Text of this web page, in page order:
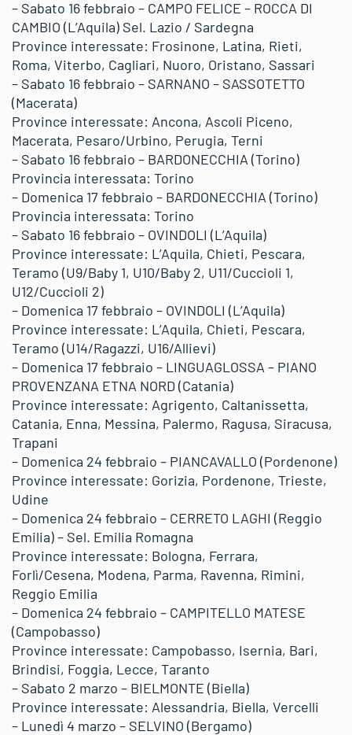
– Sabato 16 febbraio – CAMPO FELICE – ROCCA DI
CAMBIO (L’Aquila) Sel. Lazio / Sardegna
Province interessate: Frosinone, Latina, Rieti,
Roma, Viterbo, Cagliari, Nuoro, Oristano, Sassari
– Sabato 16 febbraio – SARNANO – SASSOTETTO
(Macerata)
Province interessate: Ancona, Ascoli Piceno,
Macerata, Pesaro/Urbino, Perugia, Terni
– Sabato 16 febbraio – BARDONECCHIA (Torino)
Provincia interessata: Torino
– Domenica 17 febbraio – BARDONECCHIA (Torino)
Provincia interessata: Torino
– Sabato 16 febbraio – OVINDOLI (L’Aquila)
Province interessate: L’Aquila, Chieti, Pescara,
Teramo (U9/Baby 1, U10/Baby 2, U11/Cuccioli 1,
U12/Cuccioli 2)
– Domenica 17 febbraio – OVINDOLI (L’Aquila)
Province interessate: L’Aquila, Chieti, Pescara,
Teramo (U14/Ragazzi, U16/Allievi)
– Domenica 17 febbraio – LINGUAGLOSSA – PIANO
PROVENZANA ETNA NORD (Catania)
Province interessate: Agrigento, Caltanissetta,
Catania, Enna, Messina, Palermo, Ragusa, Siracusa,
Trapani
– Domenica 24 febbraio – PIANCAVALLO (Pordenone)
Province interessate: Gorizia, Pordenone, Trieste,
Udine
– Domenica 24 febbraio – CERRETO LAGHI (Reggio
Emilia) – Sel. Emilia Romagna
Province interessate: Bologna, Ferrara,
Forlì/Cesena, Modena, Parma, Ravenna, Rimini,
Reggio Emilia
– Domenica 24 febbraio – CAMPITELLO MATESE
(Campobasso)
Province interessate: Campobasso, Isernia, Bari,
Brindisi, Foggia, Lecce, Taranto
– Sabato 2 marzo – BIELMONTE (Biella)
Province interessate: Alessandria, Biella, Vercelli
– Lunedì 4 marzo – SELVINO (Bergamo)